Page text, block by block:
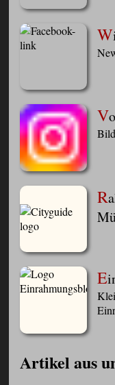
W
V
R
E
Artikel aus